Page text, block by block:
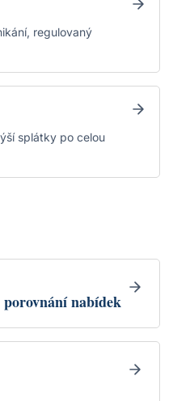
regulovaný
splátky po celou
nabídek